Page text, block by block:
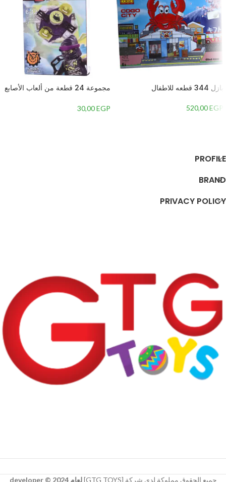
بازل 344 قطعه للاطفال
520,00EGP
مجموعة 24 قطعة من ألعاب الأصابع
30,00EGP
PROFILE
BRAND
PRIVACY POLICY
جميع الحقوق مملوكة لدي شركة [GTG TOYS] لعام 2024 © developer